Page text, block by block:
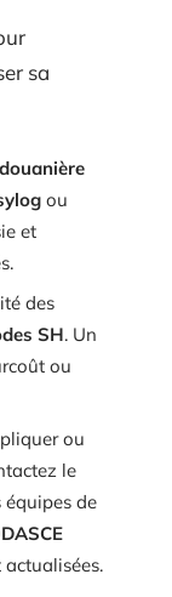
sa
ou
et
des
SH. Un
ou
ou
le
équipes de